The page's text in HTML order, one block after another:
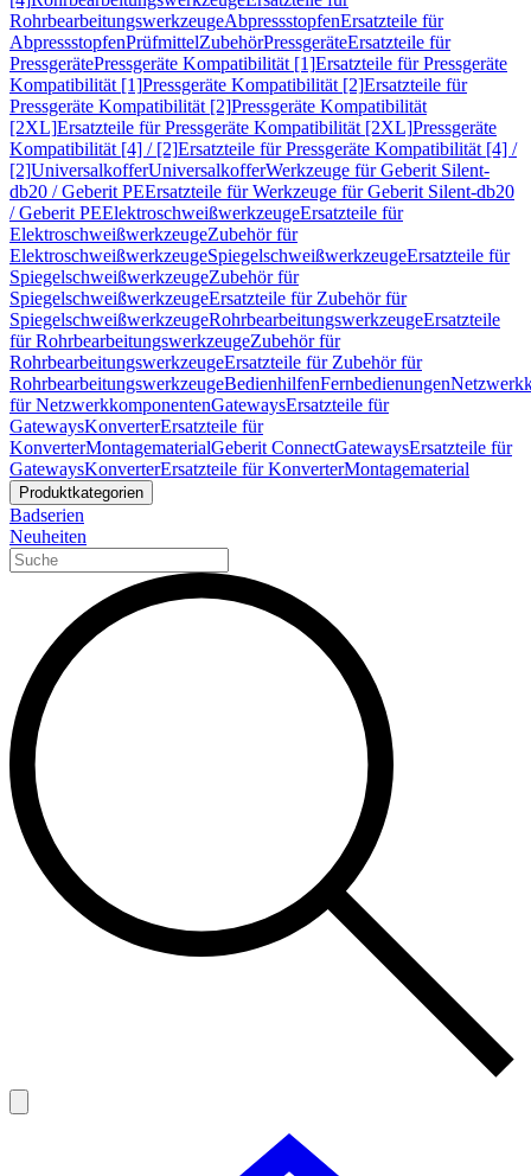
RohrbearbeitungswerkzeugeAbpressstopfenErsatzteile für
AbpressstopfenPrüfmittelZubehörPressgeräteErsatzteile für
PressgerätePressgeräte Kompatibilität [1]Ersatzteile für Pressgeräte
Kompatibilität [1]Pressgeräte Kompatibilität [2]Ersatzteile für
Pressgeräte Kompatibilität [2]Pressgeräte Kompatibilität
[2XL]Ersatzteile für Pressgeräte Kompatibilität [2XL]Pressgeräte
Kompatibilität [4] / [2]Ersatzteile für Pressgeräte Kompatibilität [4] /
[2]UniversalkofferUniversalkofferWerkzeuge für Geberit Silent-
db20 / Geberit PEErsatzteile für Werkzeuge für Geberit Silent-db20
/ Geberit PEElektroschweißwerkzeugeErsatzteile für
ElektroschweißwerkzeugeZubehör für
ElektroschweißwerkzeugeSpiegelschweißwerkzeugeErsatzteile für
SpiegelschweißwerkzeugeZubehör für
SpiegelschweißwerkzeugeErsatzteile für Zubehör für
SpiegelschweißwerkzeugeRohrbearbeitungswerkzeugeErsatzteile
für RohrbearbeitungswerkzeugeZubehör für
RohrbearbeitungswerkzeugeErsatzteile für Zubehör für
RohrbearbeitungswerkzeugeBedienhilfenFernbedienungen
für NetzwerkkomponentenGatewaysErsatzteile für
GatewaysKonverterErsatzteile für
KonverterMontagematerialGeberit ConnectGatewaysErsatzteile für
GatewaysKonverterErsatzteile für KonverterMontagematerial
Produktkategorien
Badserien
Neuheiten